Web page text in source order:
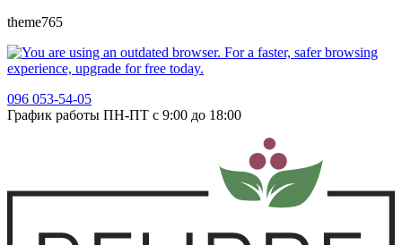
theme765
096 053-54-05
График работы ПН-ПТ с 9:00 до 18:00